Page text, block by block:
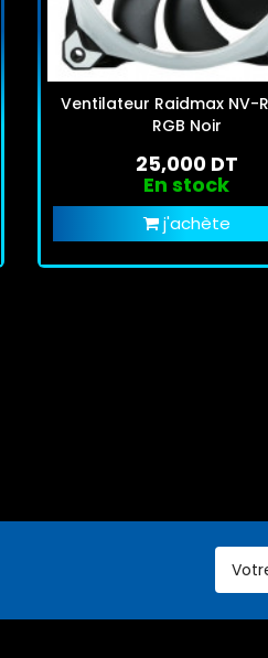
Ventilateur Raidmax NV-
RGB Noir
25,000 DT
En stock
j'achète